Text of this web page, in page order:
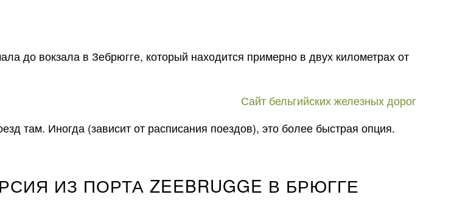
до вокзала в Зебрюгге, который находится примерно в двух километрах от
Сайт бельгийских железных дорог
там. Иногда (зависит от расписания поездов), это более быстрая опция.
ИЗ ПОРТА ZEEBRUGGE В БРЮГГЕ